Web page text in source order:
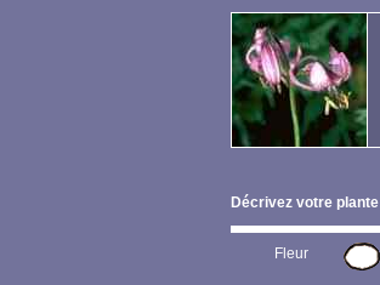
Décrivez votre plante
Fleur